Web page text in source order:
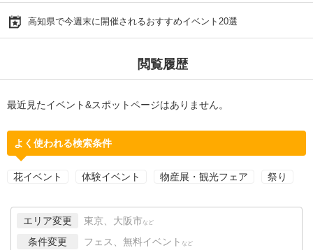
高知県で今週末に開催されるおすすめイベント20選
閲覧履歴
最近見たイベント&スポットページはありません。
よく使われる検索条件
花イベント 体験イベント 物産展・観光フェア 祭り
エリア変更 東京、大阪市 など
条件変更 フェス、無料イベント など